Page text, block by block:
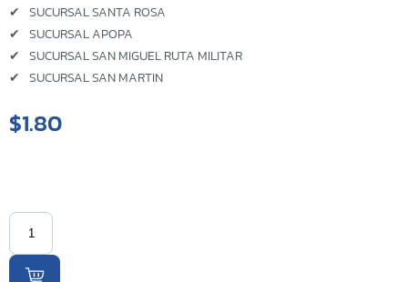
✔ SUCURSAL SANTA ROSA
✔ SUCURSAL APOPA
✔ SUCURSAL SAN MIGUEL RUTA MILITAR
✔ SUCURSAL SAN MARTIN
$1.80